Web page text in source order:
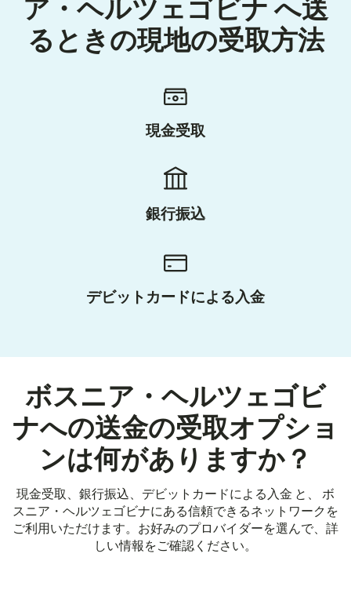
ア・ヘルツェゴビナ へ送
るときの現地の受取方法
現金受取
銀行振込
デビットカードによる入金
ボスニア・ヘルツェゴビ
ナへの送金の受取オプショ
ンは何がありますか？
現金受取、銀行振込、デビットカードによる入金 と、 ボ
スニア・ヘルツェゴビナにある信頼できるネットワークを
ご利用いただけます。お好みのプロバイダーを選んで、詳
しい情報をご確認ください。